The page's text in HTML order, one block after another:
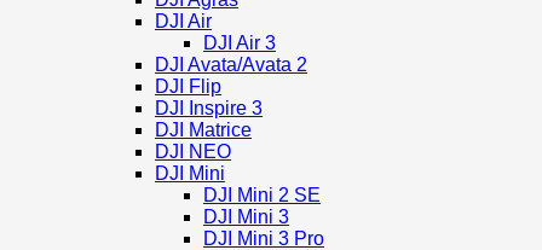
DJI Air
DJI Air 3
DJI Avata/Avata 2
DJI Flip
DJI Inspire 3
DJI Matrice
DJI NEO
DJI Mini
DJI Mini 2 SE
DJI Mini 3
DJI Mini 3 Pro